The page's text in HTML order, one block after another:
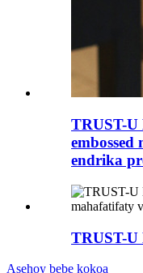
TRUST-
embossed
endrika
TRUST-U
Asehoy bebe kokoa